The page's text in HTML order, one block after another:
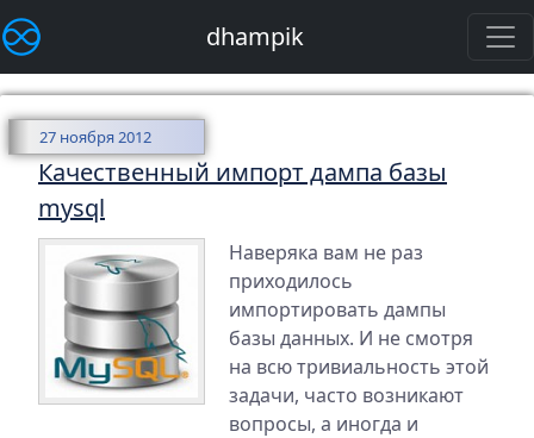
dhampik
27 ноября 2012
Качественный импорт дампа базы
mysql
Наверяка вам не раз
приходилось
импортировать дампы
базы данных. И не смотря
на всю тривиальность этой
задачи, часто возникают
вопросы, а иногда и